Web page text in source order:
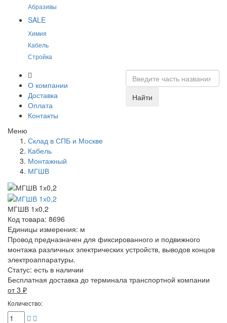
Абразивы
SALE
Химия
Кабель
Стройка
О компании
Доставка
Оплата
Контакты
Найти
Меню
Склад в СПБ и Москве
Кабель
Монтажный
МГШВ
МГШВ 1х0,2
Код товара: 8696
Единицы измерения: м
Провод предназначен для фиксированного и подвижного
монтажа различных электрических устройств, выводов концов
электроаппаратуры.
Статус: есть в наличии
Бесплатная доставка до терминала транспортной компании
от 3 ₽
Количество: